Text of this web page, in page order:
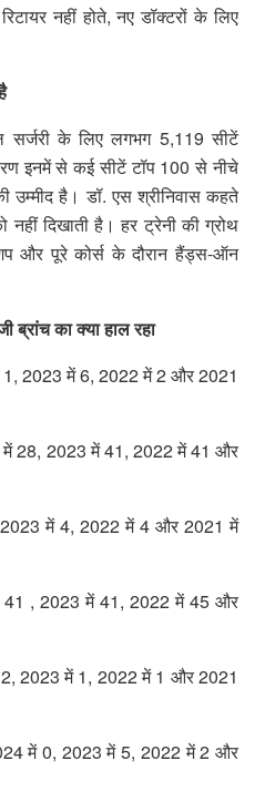
नहीं होते, नए डॉक्टरों के लिए
के लिए लगभग 5,119 सीटें
इनमें से कई सीटें टॉप 100 से नीचे
उम्मीद है। डॉ. एस श्रीनिवास कहते
नहीं दिखाती है। हर ट्रेनी की ग्रोथ
और पूरे कोर्स के दौरान हैंड्स-ऑन
ब्रांच का क्या हाल रहा
1, 2023 में 6, 2022 में 2 और 2021
में 28, 2023 में 41, 2022 में 41 और
में 4, 2022 में 4 और 2021 में
41 , 2023 में 41, 2022 में 45 और
2023 में 1, 2022 में 1 और 2021
में 0, 2023 में 5, 2022 में 2 और